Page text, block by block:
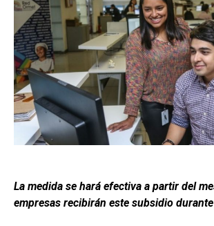
La medida se hará efectiva a partir del
empresas recibirán este subsidio